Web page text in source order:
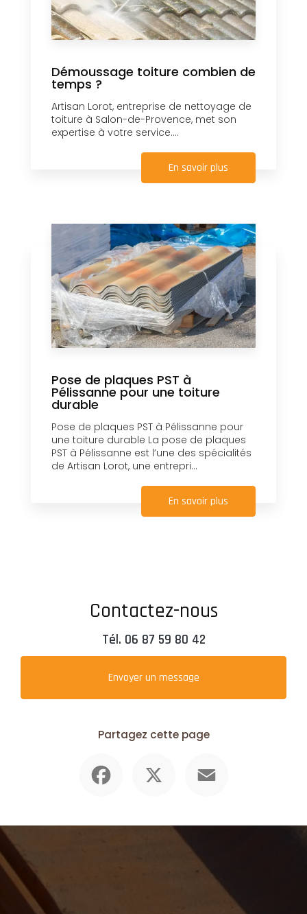
Démoussage toiture combien de
temps ?
Artisan Lorot, entreprise de nettoyage de
toiture à Salon-de-Provence, met son
expertise à votre service....
En savoir plus
Pose de plaques PST à
Pélissanne pour une toiture
durable
Pose de plaques PST à Pélissanne pour
une toiture durable La pose de plaques
PST à Pélissanne est l’une des spécialités
de Artisan Lorot, une entrepri...
En savoir plus
Contactez-nous
Tél. 06 87 59 80 42
Envoyer un message
Partagez cette page